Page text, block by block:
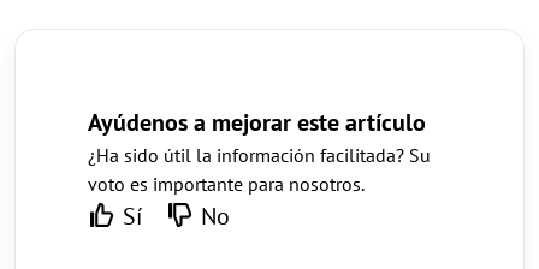
Ayúdenos a mejorar este artículo
¿Ha sido útil la información facilitada? Su
voto es importante para nosotros.
Sí No